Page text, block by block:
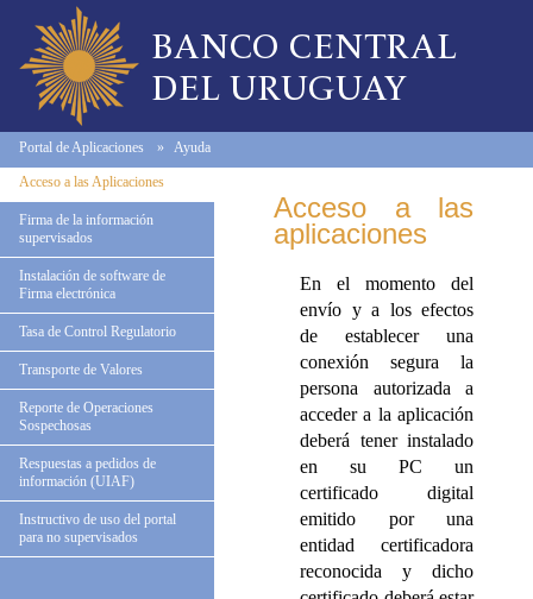
Portal de Aplicaciones Ayuda
Acceso a las Aplicaciones
Firma de la información
supervisados
Instalación de software de
Firma electrónica
Tasa de Control Regulatorio
Transporte de Valores
Reporte de Operaciones
Sospechosas
Respuestas a pedidos de
información (UIAF)
Instructivo de uso del portal
para no supervisados
Acceso a las
aplicaciones
En el momento del
envío y a los efectos
de establecer una
conexión segura la
persona autorizada a
acceder a la aplicación
deberá tener instalado
en su PC un
certificado digital
emitido por una
entidad certificadora
reconocida y dicho